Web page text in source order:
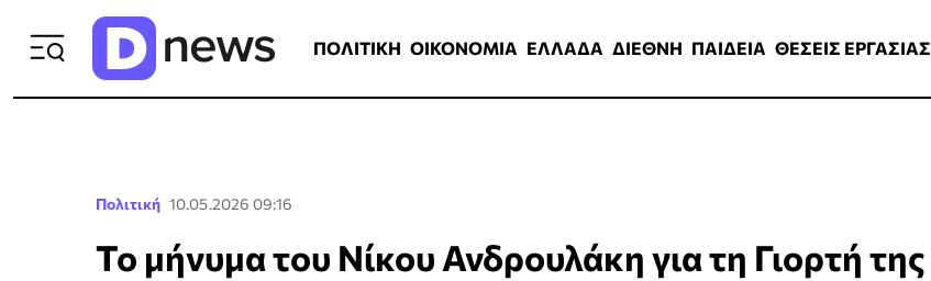
ΠΟΛΙΤΙΚΗ ΟΙΚΟΝΟΜΙΑ ΕΛΛΑΔΑ ΔΙΕΘΝΗ ΠΑΙΔΕΙΑ ΘΕΣΕΙΣ ΕΡΓΑΣΙΑΣ
Πολιτική 10.05.2026 09:16
Το μήνυμα του Νίκου Ανδρουλάκη για τη Γιορτή της